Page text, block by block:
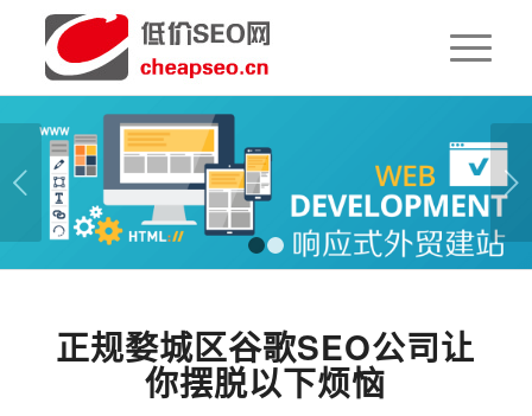
下一页
1 2
正规婺城区谷歌SEO公司让
你摆脱以下烦恼